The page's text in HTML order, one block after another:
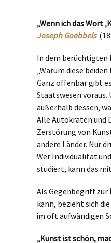
„Wenn ich das Wort
Joseph Goebbels
In dem berüchtigten
„Warum diese
Ganz offenbar gibt
Staatswesen
außerhalb dessen,
Alle Autokraten und
Zerstörung von
andere Länder. Nur
Wer Individualität
studiert, kann das
Als Gegenbegriff zur
kann, bezieht sich die
im oft aufwändigen
„Kunst ist schön,